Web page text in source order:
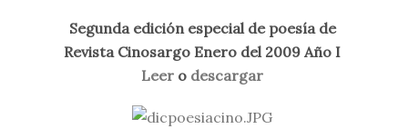
Segunda edición especial de poesía de
Revista Cinosargo Enero del 2009 Año I
Leer o descargar